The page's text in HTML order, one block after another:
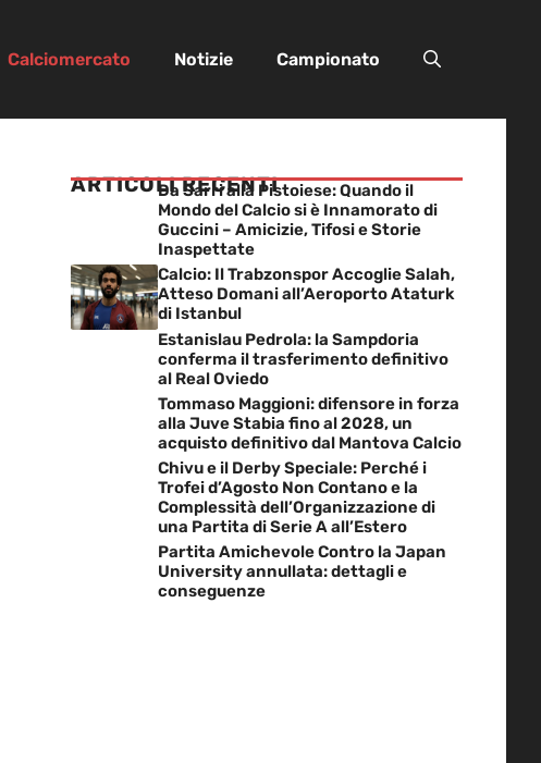
Calciomercato Notizie Campionato
ARTICOLI RECENTI
Da Sarri alla Pistoiese: Quando il
Mondo del Calcio si è Innamorato di
Guccini – Amicizie, Tifosi e Storie
Inaspettate
Calcio: Il Trabzonspor Accoglie Salah,
Atteso Domani all’Aeroporto Ataturk
di Istanbul
Estanislau Pedrola: la Sampdoria
conferma il trasferimento definitivo
al Real Oviedo
Tommaso Maggioni: difensore in forza
alla Juve Stabia fino al 2028, un
acquisto definitivo dal Mantova Calcio
Chivu e il Derby Speciale: Perché i
Trofei d’Agosto Non Contano e la
Complessità dell’Organizzazione di
una Partita di Serie A all’Estero
Partita Amichevole Contro la Japan
University annullata: dettagli e
conseguenze